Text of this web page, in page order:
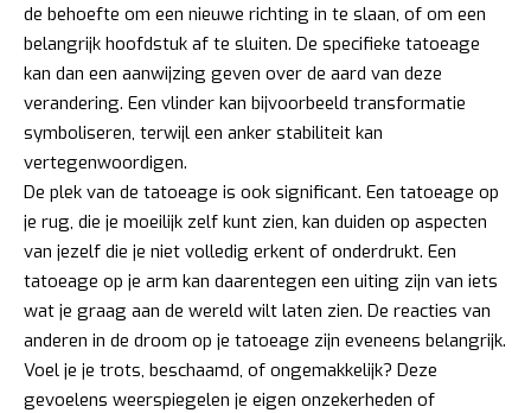
de behoefte om een nieuwe richting in te slaan, of om een
belangrijk hoofdstuk af te sluiten. De specifieke tatoeage
kan dan een aanwijzing geven over de aard van deze
verandering. Een vlinder kan bijvoorbeeld transformatie
symboliseren, terwijl een anker stabiliteit kan
vertegenwoordigen.
De plek van de tatoeage is ook significant. Een tatoeage op
je rug, die je moeilijk zelf kunt zien, kan duiden op aspecten
van jezelf die je niet volledig erkent of onderdrukt. Een
tatoeage op je arm kan daarentegen een uiting zijn van iets
wat je graag aan de wereld wilt laten zien. De reacties van
anderen in de droom op je tatoeage zijn eveneens belangrijk.
Voel je je trots, beschaamd, of ongemakkelijk? Deze
gevoelens weerspiegelen je eigen onzekerheden of